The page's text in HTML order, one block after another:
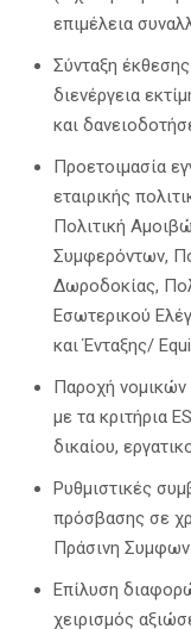
επιμέλεια
Σύνταξη
διενέργεια
και
Προετοιμασία
εταιρικής
Πολιτική
Συμφερόντων,
Δωροδοκίας,
Εσωτερικού
και Ένταξης/
Παροχή νομικών
με τα κριτήρια
δικαίου,
Ρυθμιστικές
πρόσβασης σε
Πράσινη
Επίλυση
χειρισμός